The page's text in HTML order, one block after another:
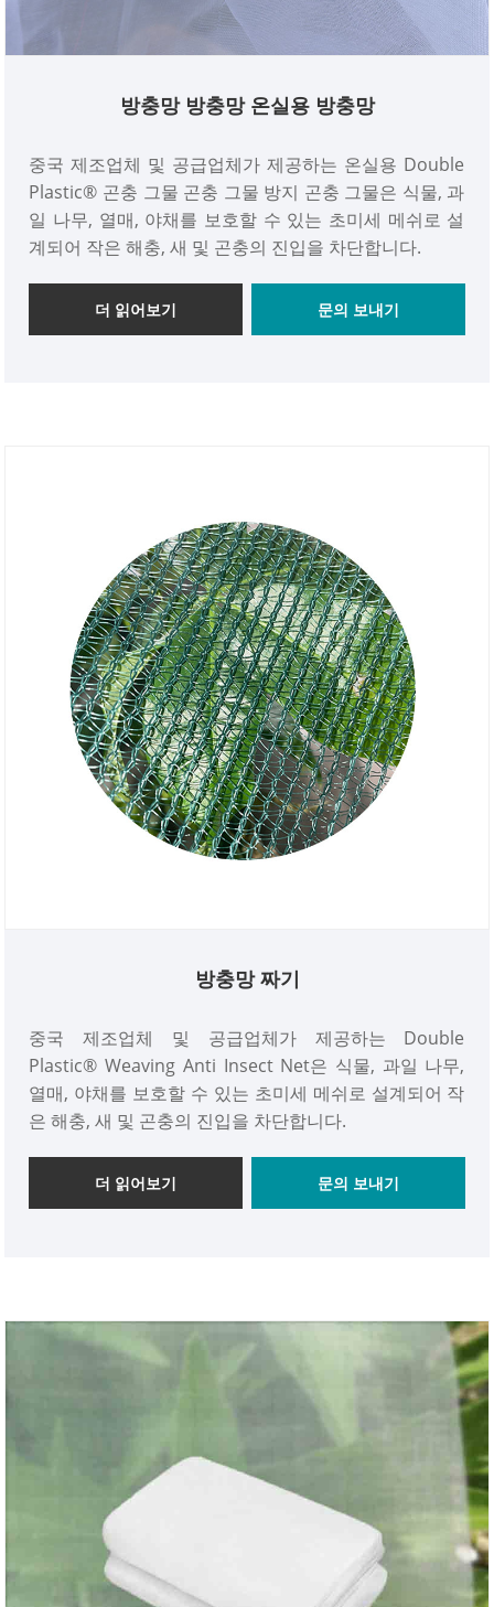
방충망 방충망 온실용 방충망
중국 제조업체 및 공급업체가 제공하는 온실용 Double
Plastic® 곤충 그물 곤충 그물 방지 곤충 그물은 식물, 과
일 나무, 열매, 야채를 보호할 수 있는 초미세 메쉬로 설
계되어 작은 해충, 새 및 곤충의 진입을 차단합니다.
더 읽어보기 문의 보내기
방충망 짜기
중국 제조업체 및 공급업체가 제공하는 Double
Plastic® Weaving Anti Insect Net은 식물, 과일 나무,
열매, 야채를 보호할 수 있는 초미세 메쉬로 설계되어 작
은 해충, 새 및 곤충의 진입을 차단합니다.
더 읽어보기 문의 보내기